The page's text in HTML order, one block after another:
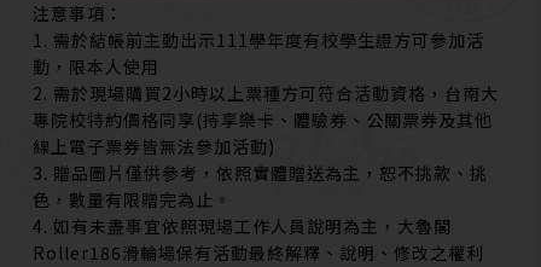
注意事項：
1. 需於結帳前主動出示111學年度有校學生證方可參加活
動，限本人使用
2. 需於現場購買2小時以上票種方可符合活動資格，台南大
專院校特約價格同享(持享樂卡、體驗券、公關票券及其他
線上電子票券皆無法參加活動)
3. 贈品圖片僅供參考，依照實體贈送為主，恕不挑款、挑
色，數量有限贈完為止。
4. 如有未盡事宜依照現場工作人員說明為主，大魯閣
Roller186滑輪場保有活動最終解釋、說明、修改之權利